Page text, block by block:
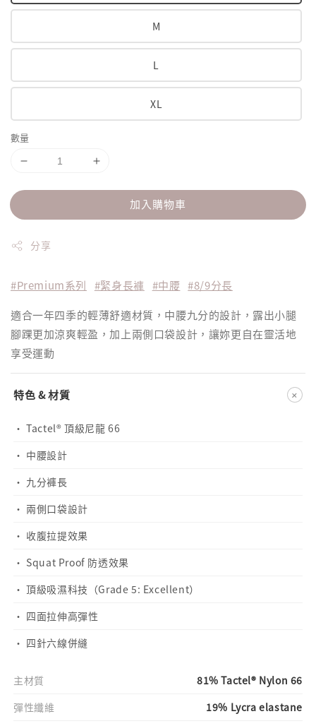
M
L
XL
數量
加入購物車
分享
#Premium系列 #緊身長褲 #中腰 #8/9分長
適合一年四季的輕薄舒適材質，中腰九分的設計，露出小腿
腳踝更加涼爽輕盈，加上兩側口袋設計，讓妳更自在靈活地
享受運動
特色 & 材質 +
· Tactel® 頂級尼龍 66
· 中腰設計
· 九分褲長
· 兩側口袋設計
· 收腹拉提效果
· Squat Proof 防透效果
· 頂級吸濕科技（Grade 5: Excellent）
· 四面拉伸高彈性
· 四針六線併縫
主材質
81% Tactel® Nylon 66
彈性纖維
19% Lycra elastane